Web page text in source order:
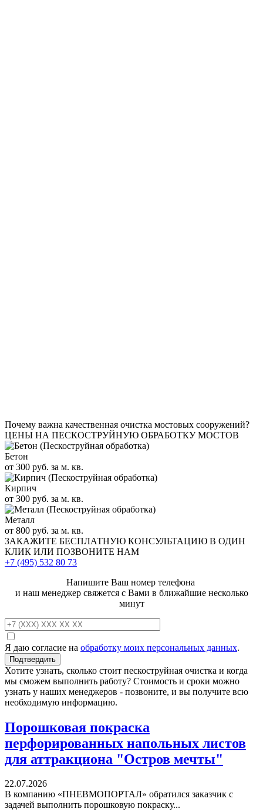
Почему важна качественная очистка мостовых сооружений?
ЦЕНЫ НА ПЕСКОСТРУЙНУЮ ОБРАБОТКУ МОСТОВ
Бетон
от 300 руб. за м. кв.
Кирпич
от 300 руб. за м. кв.
Металл
от 800 руб. за м. кв.
ЗАКАЖИТЕ БЕСПЛАТНУЮ КОНСУЛЬТАЦИЮ В ОДИН
КЛИК ИЛИ ПОЗВОНИТЕ НАМ
+7 (495) 532 80 73
Напишите Ваш номер телефона
и наш менеджер свяжется с Вами в ближайшие несколько
минут
Я даю согласие на обработку моих персональных данных.
Хотите узнать, сколько стоит пескоструйная очистка и когда
мы сможем выполнить работу? Стоимость и сроки можно
узнать у наших менеджеров - позвоните, и вы получите всю
необходимую информацию.
Порошковая покраска
перфорированных напольных листов
для аттракциона "Остров мечты"
22.07.2026
В компанию «ПНЕВМОПОРТАЛ» обратился заказчик с
задачей выполнить порошковую покраску...